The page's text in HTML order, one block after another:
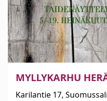
MYLLYKARHU
Karilantie 17,